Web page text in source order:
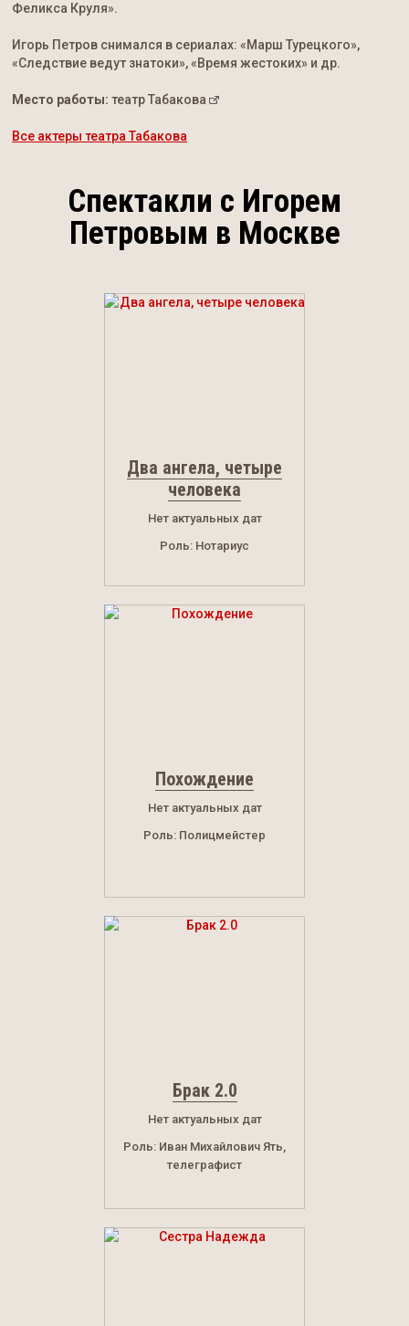
Феликса Круля».
Игорь Петров снимался в сериалах: «Марш Турецкого»,
«Следствие ведут знатоки», «Время жестоких» и др.
Место работы: театр Табакова
Все актеры театра Табакова
Спектакли с Игорем
Петровым в Москве
Два ангела, четыре
человека
Нет актуальных дат
Роль: Нотариус
Похождение
Нет актуальных дат
Роль: Полицмейстер
Брак 2.0
Нет актуальных дат
Роль: Иван Михайлович Ять,
телеграфист